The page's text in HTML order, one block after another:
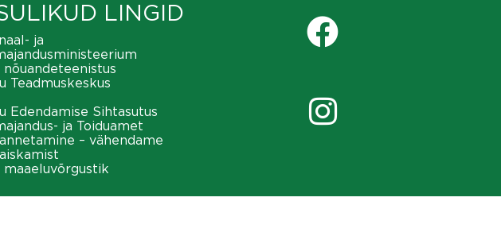
LINGID
ja
nõuandeteenistus
Teadmuskeskus
Edendamise Sihtasutus
ja Toiduamet
– vähendame
maaeluvõrgustik